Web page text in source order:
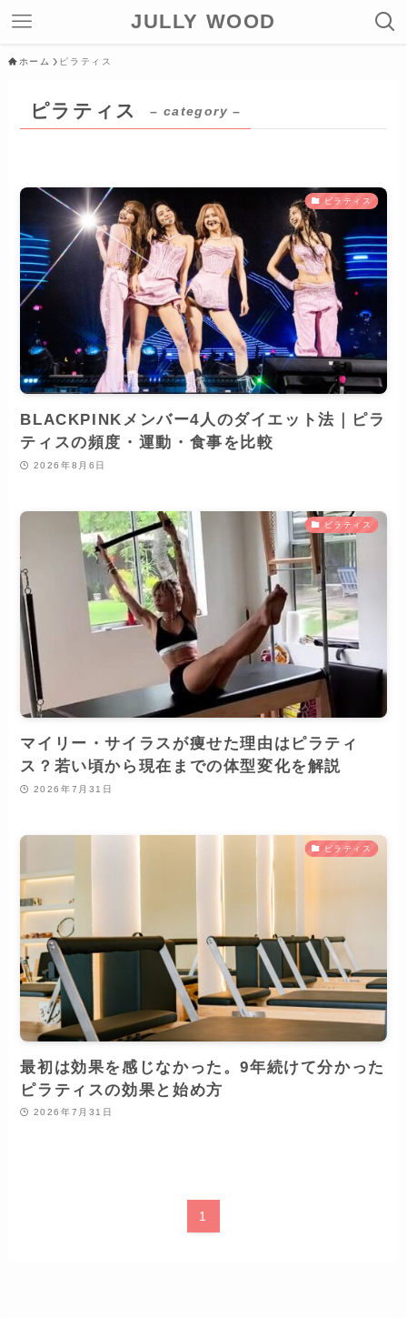
JULLY WOOD
ホーム ピラティス
ピラティス – category –
ピラティス
BLACKPINKメンバー4人のダイエット法｜ピラ
ティスの頻度・運動・食事を比較
2026年8月6日
ピラティス
マイリー・サイラスが痩せた理由はピラティ
ス？若い頃から現在までの体型変化を解説
2026年7月31日
ピラティス
最初は効果を感じなかった。9年続けて分かった
ピラティスの効果と始め方
2026年7月31日
1